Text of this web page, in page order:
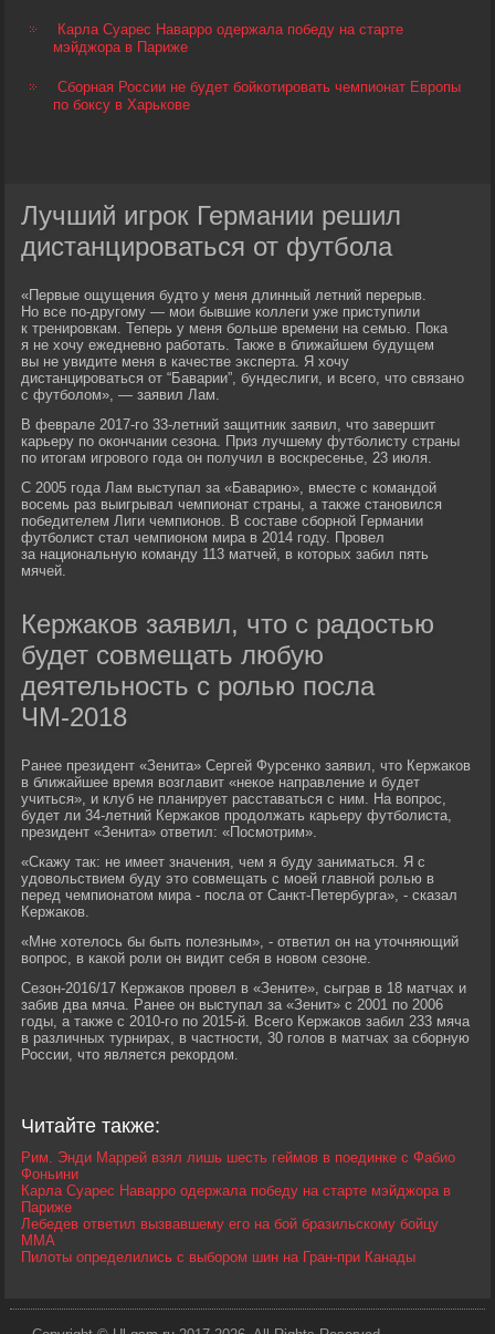
Карла Суарес Наварро одержала победу на старте
мэйджора в Париже
Сборная России не будет бойкотировать чемпионат Европы
по боксу в Харькове
Лучший игрок Германии решил
дистанцироваться от футбола
«Первые ощущения будто у меня длинный летний перерыв.
Но все по-другому — мои бывшие коллеги уже приступили
к тренировкам. Теперь у меня больше времени на семью. Пока
я не хочу ежедневно работать. Также в ближайшем будущем
вы не увидите меня в качестве эксперта. Я хочу
дистанцироваться от “Баварии”, бундеслиги, и всего, что связано
с футболом», — заявил Лам.
В феврале 2017-го 33-летний защитник заявил, что завершит
карьеру по окончании сезона. Приз лучшему футболисту страны
по итогам игрового года он получил в воскресенье, 23 июля.
С 2005 года Лам выступал за «Баварию», вместе с командой
восемь раз выигрывал чемпионат страны, а также становился
победителем Лиги чемпионов. В составе сборной Германии
футболист стал чемпионом мира в 2014 году. Провел
за национальную команду 113 матчей, в которых забил пять
мячей.
Кержаков заявил, что с радостью
будет совмещать любую
деятельность с ролью посла
ЧМ-2018
Ранее президент «Зенита» Сергей Фурсенко заявил, что Кержаков
в ближайшее время возглавит «некое направление и будет
учиться», и клуб не планирует расставаться с ним. На вопрос,
будет ли 34-летний Кержаков продолжать карьеру футболиста,
президент «Зенита» ответил: «Посмотрим».
«Скажу так: не имеет значения, чем я буду заниматься. Я с
удовольствием буду это совмещать с моей главной ролью в
перед чемпионатом мира - посла от Санкт-Петербурга», - сказал
Кержаков.
«Мне хотелось бы быть полезным», - ответил он на уточняющий
вопрос, в какой роли он видит себя в новом сезоне.
Сезон-2016/17 Кержаков провел в «Зените», сыграв в 18 матчах и
забив два мяча. Ранее он выступал за «Зенит» с 2001 по 2006
годы, а также с 2010-го по 2015-й. Всего Кержаков забил 233 мяча
в различных турнирах, в частности, 30 голов в матчах за сборную
России, что является рекордом.
Читайте также:
Рим. Энди Маррей взял лишь шесть геймов в поединке с Фабио
Фоньини
Карла Суарес Наварро одержала победу на старте мэйджора в
Париже
Лебедев ответил вызвавшему его на бой бразильскому бойцу
ММА
Пилоты определились с выбором шин на Гран-при Канады